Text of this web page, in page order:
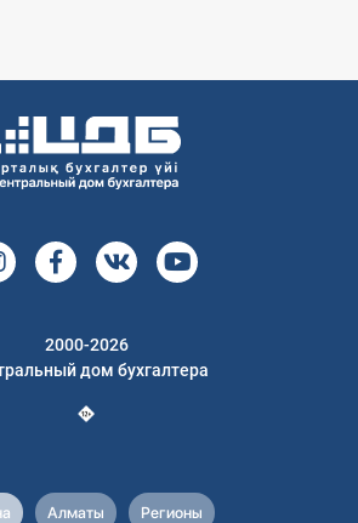
2000-2026
дом бухгалтера
Алматы Регионы